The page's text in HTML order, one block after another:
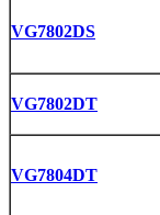
VG7802DS
VG7802DT
VG7804DT